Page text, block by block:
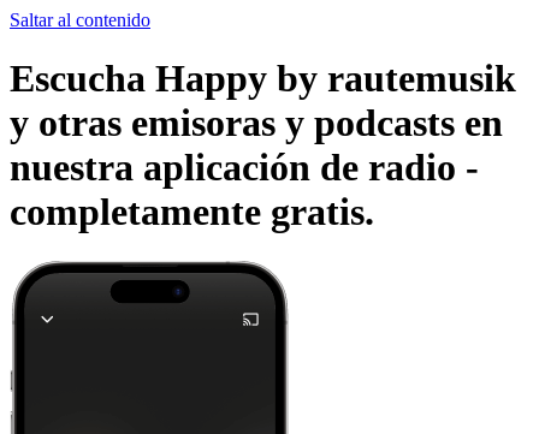
Saltar al contenido
Escucha Happy by rautemusik
y otras emisoras y podcasts en
nuestra aplicación de radio -
completamente gratis.